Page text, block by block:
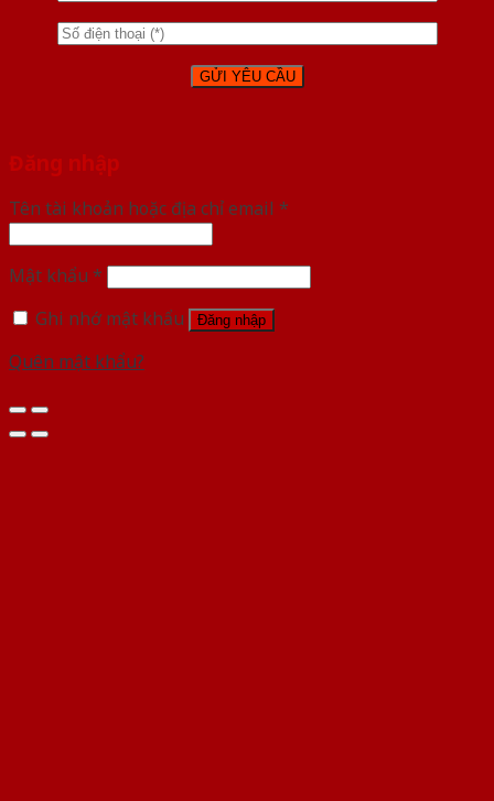
Đăng nhập
Tên tài khoản hoặc địa chỉ email *
Mật khẩu *
Ghi nhớ mật khẩu
Đăng nhập
Quên mật khẩu?